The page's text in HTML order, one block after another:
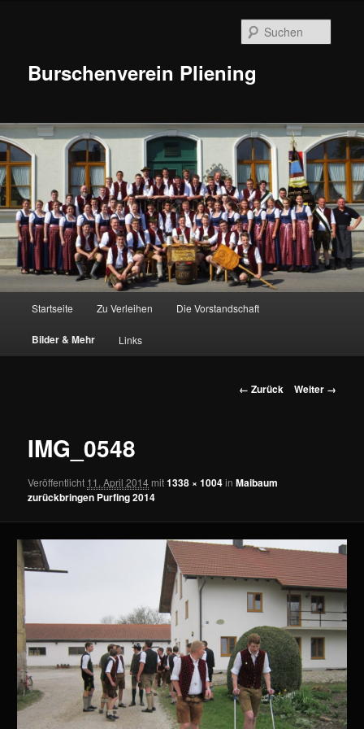
Burschenverein Pliening
Zum
Inhalt
Startseite Zu Verleihen Die Vorstandschaft
Bilder & Mehr Links
Bilder-
← Zurück Weiter →
IMG_0548
Veröffentlicht 11. April 2014 mit1338 × 1004inMaibaum
zurückbringen Purfing 2014